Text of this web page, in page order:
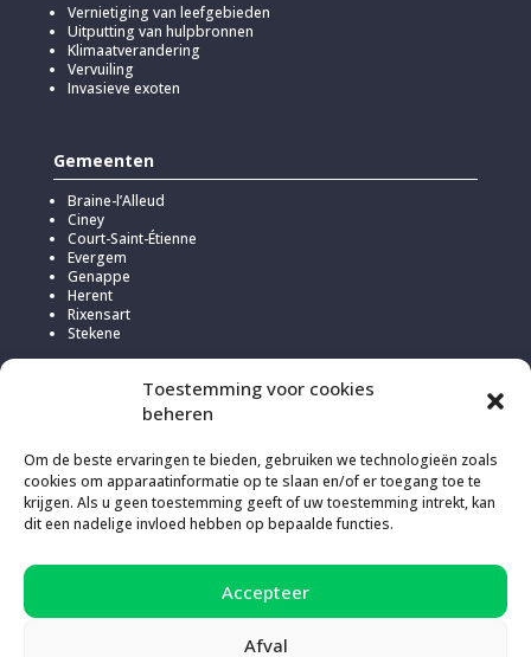
Toestemming voor cookies
beheren
Om de beste ervaringen te bieden, gebruiken we technologieën zoals
cookies om apparaatinformatie op te slaan en/of er toegang toe te
krijgen. Als u geen toestemming geeft of uw toestemming intrekt, kan
dit een nadelige invloed hebben op bepaalde functies.
Accepteer
Afval
Vernietiging van leefgebieden
Uitputting van hulpbronnen
Klimaatverandering
Vervuiling
Invasieve exoten
Gemeenten
Braine-l’Alleud
Ciney
Court-Saint-Étienne
Evergem
Genappe
Herent
Rixensart
Stekene
Om deze website te hosten, koos Kick voor
hun verantwoord en transparant beleid in verband met de uitstoot